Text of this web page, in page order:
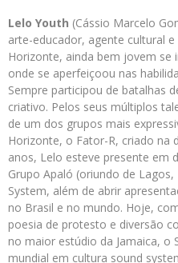
Lelo Youth (Cássio Marcelo
arte-educador, agente cultural
Horizonte, ainda bem jovem se
onde se aperfeiçoou nas
Sempre participou de batalhas
criativo. Pelos seus múltiplos
de um dos grupos mais
Horizonte, o Fator-R, criado na
anos, Lelo esteve presente em
Grupo Apaló (oriundo de
System, além de abrir
no Brasil e no mundo. Hoje,
poesia de protesto e diversão
no maior estúdio da Jamaica, o
mundial em cultura sound